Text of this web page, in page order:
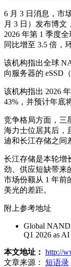
6 月 3 日消息，市
月 3 日）发布博文
2026 年第 1 季度
同比增至 3.5 倍，
该机构指出全球
向服务器的 eSSD
该机构指出 2026
43%，并预计年底
竞争格局方面，三
海力士位居其后，
迪和长江存储之间
长江存储是本轮增
劲、供应短缺带来
市场份额从 1 年前
美光的差距。
附上参考地址
Global NAND
Q1 2026 as
本文地址： http://
文章来源：
短语录